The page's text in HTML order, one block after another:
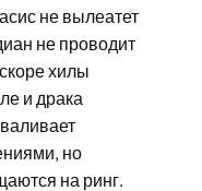
не вылеатет
не проводит
хилы
и драка
но
на ринг.